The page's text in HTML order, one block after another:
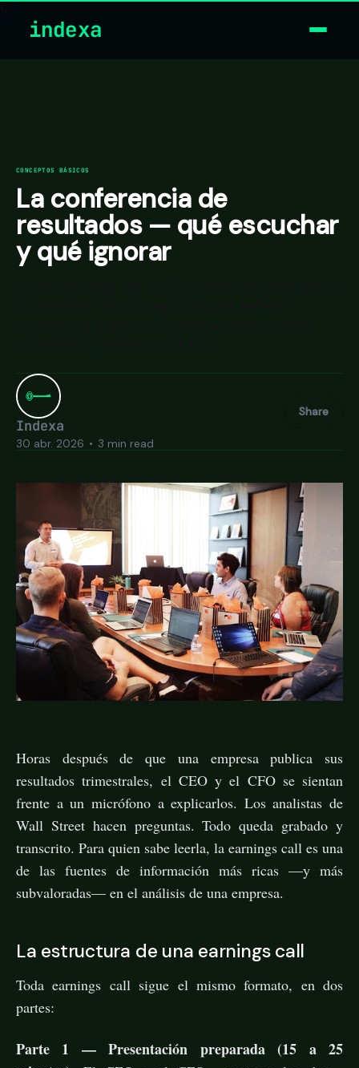
indexa
CONCEPTOS BÁSICOS
La conferencia de
resultados — qué escuchar
y qué ignorar
Indexa
30 abr. 2026 • 3 min read
Share
Horas después de que una empresa publica sus
resultados trimestrales, el CEO y el CFO se sientan
frente a un micrófono a explicarlos. Los analistas de
Wall Street hacen preguntas. Todo queda grabado y
transcrito. Para quien sabe leerla, la earnings call es una
de las fuentes de información más ricas —y más
subvaloradas— en el análisis de una empresa.
La estructura de una earnings call
Toda earnings call sigue el mismo formato, en dos
partes:
Parte 1 — Presentación preparada (15 a 25